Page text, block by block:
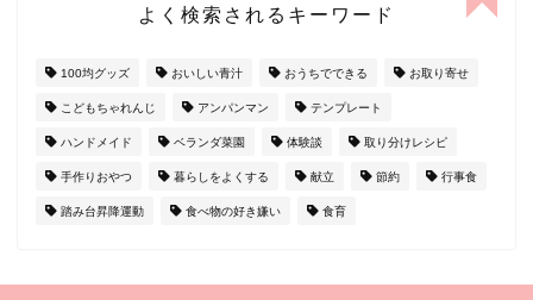
よく検索されるキーワード
100均グッズ おいしい青汁 おうちでできる お取り寄せ
こどもちゃれんじ アンパンマン テンプレート
ハンドメイド ベランダ菜園 体験談 取り分けレシピ
手作りおやつ 暮らしをよくする 献立 節約 行事食
踏み台昇降運動 食べ物の好き嫌い 食育